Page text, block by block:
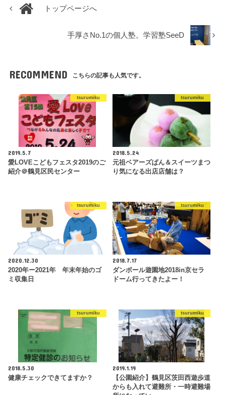
トップページへ
手厚さNo.1の個人塾。学習塾SeeD
RECOMMEND こちらの記事も人気です。
tsurumiku
2019.5.7
愛LOVEこどもフェスタ2019のご
紹介＠鶴見区民センター
tsurumiku
2018.5.24
元祖ベアーズぱん＆スイーツまつ
り気になる出店店舗は？
tsurumiku
2020.12.30
2020年ー2021年 年末年始のゴ
ミ収集日
tsurumiku
2018.7.17
ダンボール遊園地2018in京セラ
ドーム行ってきたよー！
tsurumiku
2018.5.30
健康チェックできてますか？
tsurumiku
2019.1.19
【公園紹介】鶴見区茨田西遊歩道
からも入れて避難所・一時避難場